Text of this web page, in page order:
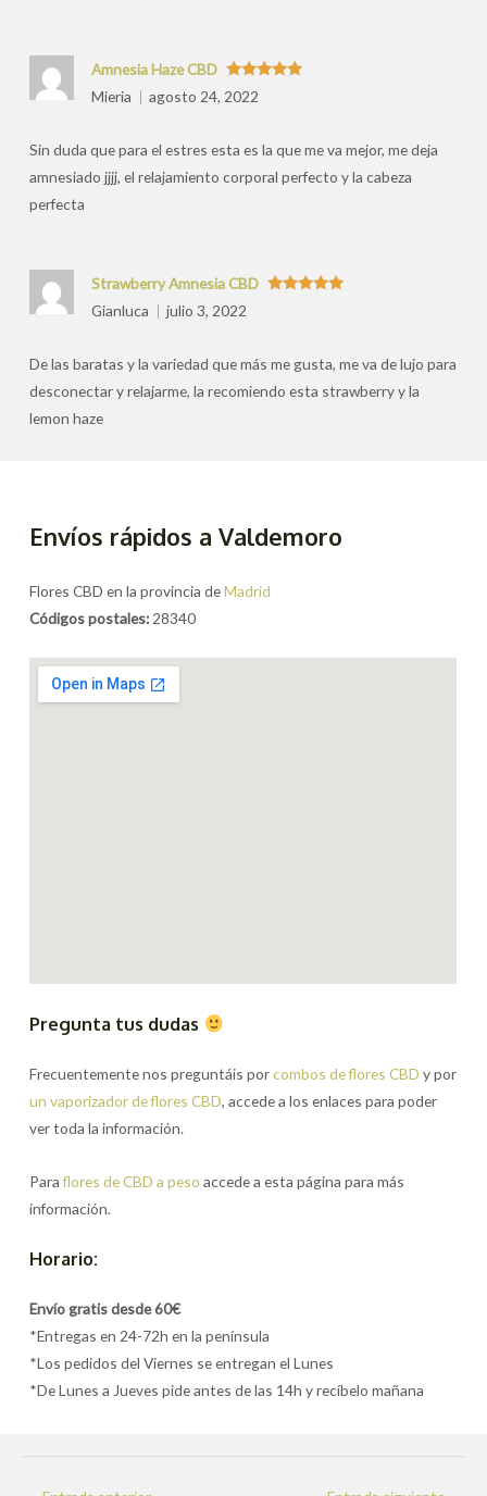
Valorado
con5
Amnesia Haze CBD
Mieria
agosto 24, 2022
Sin duda que para el estres esta es la que me va mejor, me deja
amnesiado jjjj, el relajamiento corporal perfecto y la cabeza
perfecta
Strawberry Amnesia CBD
Gianluca
julio 3, 2022
De las baratas y la variedad que más me gusta, me va de lujo para
desconectar y relajarme, la recomiendo esta strawberry y la
lemon haze
Envíos rápidos a Valdemoro
Flores CBD en la provincia deMadrid
Códigos postales: 28340
Pregunta tus dudas
Frecuentemente nos preguntáis porcombos de flores CBD y por
un vaporizador de flores CBD, accede a los enlaces para poder
ver toda la información.
Paraflores de CBD a peso accede a esta página para más
información.
Horario:
Envío gratis desde 60€
*Entregas en 24-72h en la península
*Los pedidos del Viernes se entregan el Lunes
*De Lunes a Jueves pide antes de las 14h y recíbelo mañana
Navegación